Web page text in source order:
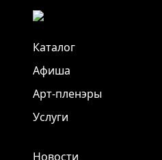
Каталог
Афиша
Арт-пленэры
Услуги
Новости